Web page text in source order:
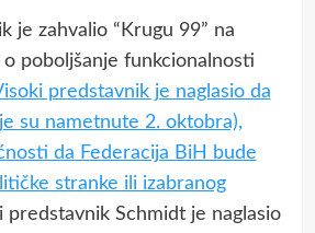
je zahvalio “Krugu 99” na
poboljšanje funkcionalnosti
predstavnik je naglasio da
su nametnute 2. oktobra),
da Federacija BiH bude
stranke ili izabranog
predstavnik Schmidt je naglasio